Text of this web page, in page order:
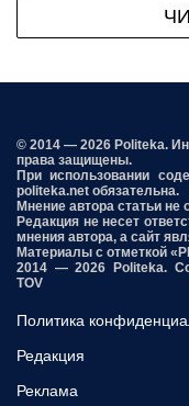
© 2014 — 2026 Politeka.
права защищены.
При использовании
politeka.net обязательна.
Мнение автора статьи не
Редакция не несет
мнения автора, а сайт
Материалы с отметкой
2014 — 2026 Politeka.
TOV
Политика
Редакция
Реклама